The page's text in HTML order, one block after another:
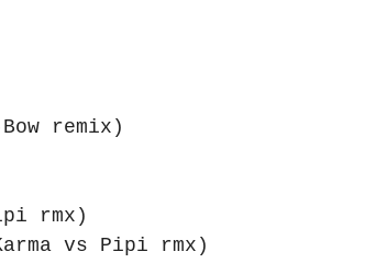
remix)
rmx)
vs Pipi rmx)